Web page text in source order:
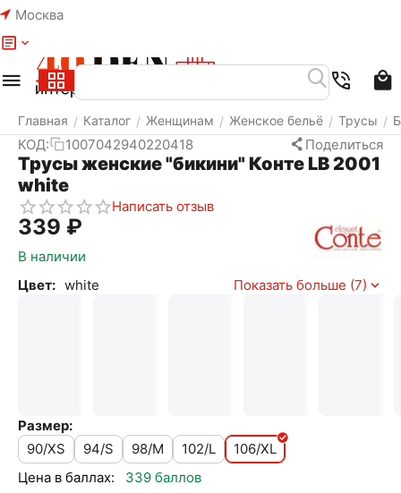
Москва
Главная / Каталог / Женщинам / Женское бельё / Трусы /
КОД: 1007042940220418 Поделиться
Трусы женские "бикини" Конте LB 2001
white
Написать отзыв
‍339‍ ₽
В наличии
Цвет: white Показать больше (7)
Размер:
90/XS
94/S 98/M 102/L
106/XL
Цена в баллах:
339 баллов
Меню